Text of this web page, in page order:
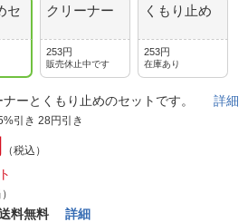
セ
クリーナー
253円
販売休止中です
くもり止め
253円
在庫あり
ナーとくもり止めのセットです。 詳細
引き 28円引き
（税込）
送料無料 詳細